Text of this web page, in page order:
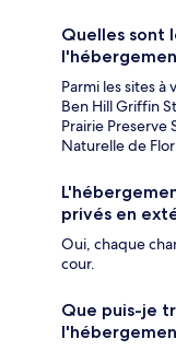
Quelles sont
Parmi les sites
Ben Hill Griffin
Prairie Preserve
Naturelle de
privés en
Oui, chaque
cour.
Que puis-je